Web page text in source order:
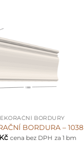
BORDURY
BORDURA – 1038
Kč cena bez DPH za 1 bm